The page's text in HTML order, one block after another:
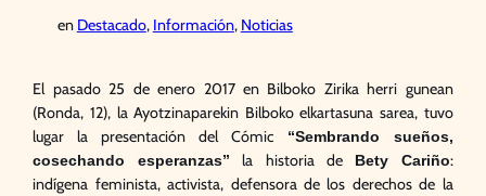
en Destacado, Información, Noticias
El pasado 25 de enero 2017 en Bilboko Zirika herri gunean
(Ronda, 12), la Ayotzinaparekin Bilboko elkartasuna sarea, tuvo
lugar la presentación del Cómic“Sembrando sueños,
cosechando esperanzas”
la historia de Bety Cariño:
indígena feminista, activista, defensora de los derechos de la